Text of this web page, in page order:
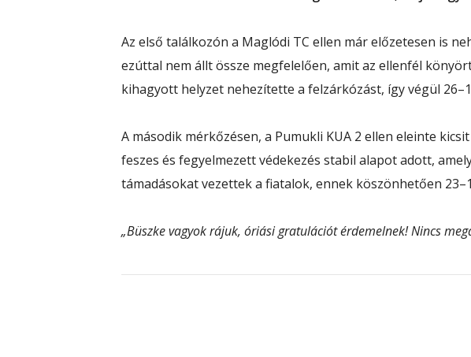
Az első találkozón a Maglódi TC ellen már előzetesen is
ezúttal nem állt össze megfelelően, amit az ellenfél
kihagyott helyzet nehezítette a felzárkózást, így végül
A második mérkőzésen, a Pumukli KUA 2 ellen eleinte
feszes és fegyelmezett védekezés stabil alapot adott,
támadásokat vezettek a fiatalok, ennek köszönhetően
„Büszke vagyok rájuk, óriási gratulációt érdemelnek! Nincs